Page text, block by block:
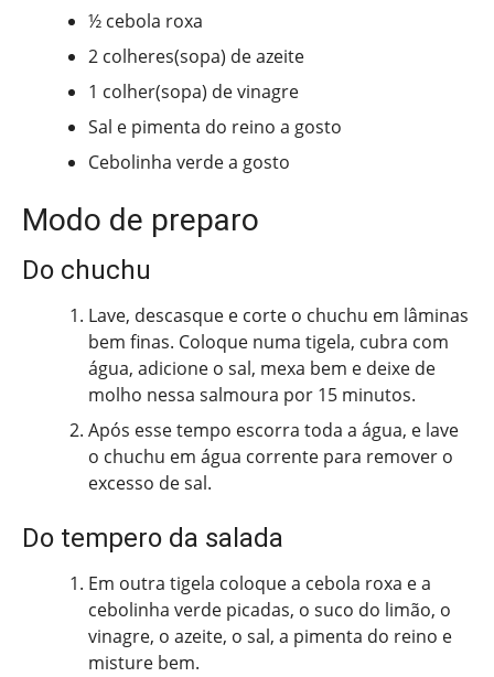
½ cebola roxa
2 colheres(sopa) de azeite
1 colher(sopa) de vinagre
Sal e pimenta do reino a gosto
Cebolinha verde a gosto
Modo de preparo
Do chuchu
Lave, descasque e corte o chuchu em lâminas
bem finas. Coloque numa tigela, cubra com
água, adicione o sal, mexa bem e deixe de
molho nessa salmoura por 15 minutos.
Após esse tempo escorra toda a água, e lave
o chuchu em água corrente para remover o
excesso de sal.
Do tempero da salada
Em outra tigela coloque a cebola roxa e a
cebolinha verde picadas, o suco do limão, o
vinagre, o azeite, o sal, a pimenta do reino e
misture bem.